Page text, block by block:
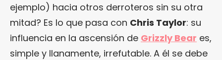
ejemplo) hacia otros derroteros sin su otra
mitad? Es lo que pasa con Chris Taylor: su
influencia en la ascensión de Grizzly Bear es,
simple y llanamente, irrefutable. A él se debe